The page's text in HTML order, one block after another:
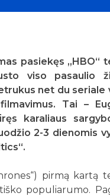
pasiekęs „HBO“
viso pasaulio
net du
Tai –
karaliaus
2-3 dienomis
pirmą kartą
populiarumo.